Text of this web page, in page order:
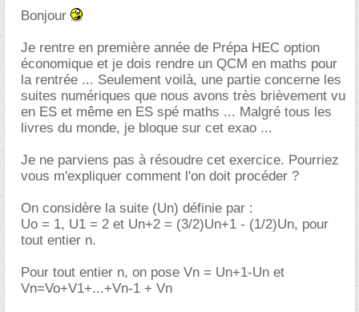
Bonjour
Je rentre en première année de Prépa HEC option
économique et je dois rendre un QCM en maths pour
la rentrée ... Seulement voilà, une partie concerne les
suites numériques que nous avons très brièvement vu
en ES et même en ES spé maths ... Malgré tous les
livres du monde, je bloque sur cet exao ...
Je ne parviens pas à résoudre cet exercice. Pourriez
vous m'expliquer comment l'on doit procéder ?
On considère la suite (Un) définie par :
Uo = 1, U1 = 2 et Un+2 = (3/2)Un+1 - (1/2)Un, pour
tout entier n.
Pour tout entier n, on pose Vn = Un+1-Un et
Vn=Vo+V1+...+Vn-1 + Vn